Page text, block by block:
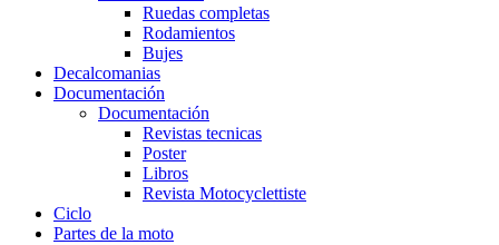
Ruedas completas
Rodamientos
Bujes
Decalcomanias
Documentación
Documentación
Revistas tecnicas
Poster
Libros
Revista Motocyclettiste
Ciclo
Partes de la moto